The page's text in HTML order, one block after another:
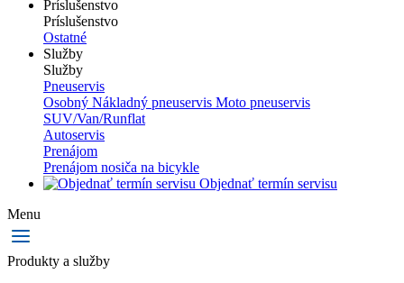
Príslušenstvo
Príslušenstvo
Ostatné
Služby
Služby
Pneuservis
Osobný Nákladný pneuservis Moto pneuservis
SUV/Van/Runflat
Autoservis
Prenájom
Prenájom nosiča na bicykle
Objednať termín servisu
Menu
Produkty a služby